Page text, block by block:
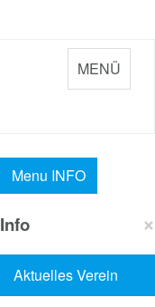
MENÜ
Menu INFO
×
Info
Aktuelles Verein